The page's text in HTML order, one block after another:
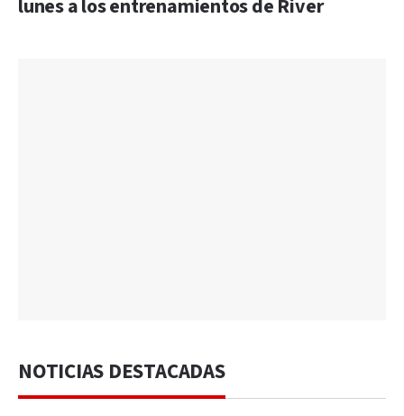
lunes a los entrenamientos de River
NOTICIAS DESTACADAS